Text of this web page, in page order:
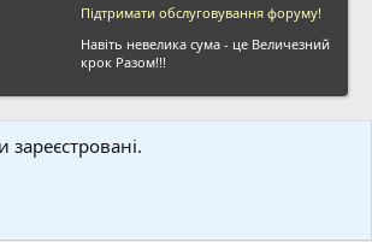
конфіденційності
Підтримати обслуговування форуму!
Навіть невелика сума - це Величезний
крок Разом!!!